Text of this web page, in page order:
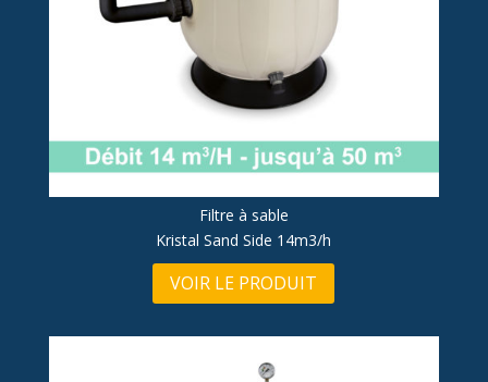
Filtre à sable
Kristal Sand Side 14m3/h
VOIR LE PRODUIT